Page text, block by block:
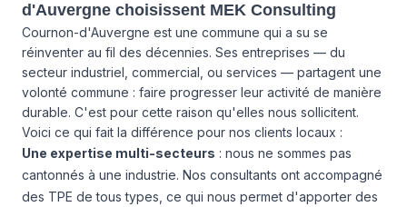
d'Auvergne choisissent MEK Consulting
Cournon-d'Auvergne est une commune qui a su se
réinventer au fil des décennies. Ses entreprises — du
secteur industriel, commercial, ou services — partagent une
volonté commune : faire progresser leur activité de manière
durable. C'est pour cette raison qu'elles nous sollicitent.
Voici ce qui fait la différence pour nos clients locaux :
Une expertise multi-secteurs : nous ne sommes pas
cantonnés à une industrie. Nos consultants ont accompagné
des TPE de tous types, ce qui nous permet d'apporter des